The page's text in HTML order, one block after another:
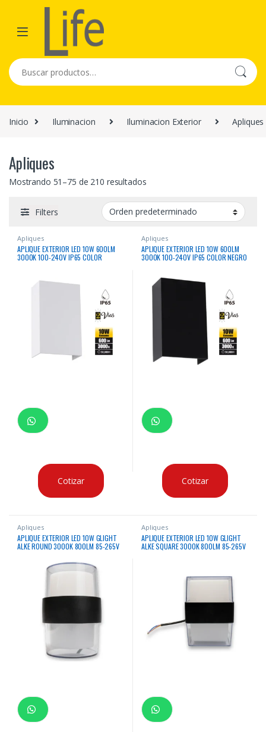
Skip to navigation
Skip to content
Buscar por:
Inicio Iluminacion Iluminacion Exterior Apliques
Apliques
Mostrando 51–75 de 210 resultados
Filters
Apliques
APLIQUE EXTERIOR LED 10W 600LM
3000K 100-240V IP65 COLOR
Cotizar
Apliques
APLIQUE EXTERIOR LED 10W 600LM
3000K 100-240V IP65 COLOR NEGRO
Cotizar
Apliques
APLIQUE EXTERIOR LED 10W GLIGHT
ALKE ROUND 3000K 800LM 85-265V
Apliques
APLIQUE EXTERIOR LED 10W GLIGHT
ALKE SQUARE 3000K 800LM 85-265V